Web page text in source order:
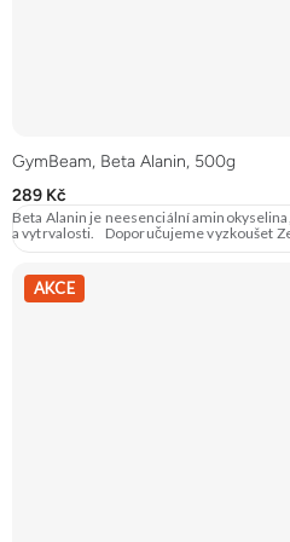
GymBeam, Beta Alanin, 500g
289 Kč
Beta Alanin je neesenciální
a vytrvalosti. Doporučujeme vyzkoušet
AKCE